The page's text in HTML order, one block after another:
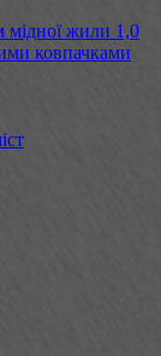
мідної жили 1,0
ковпачками